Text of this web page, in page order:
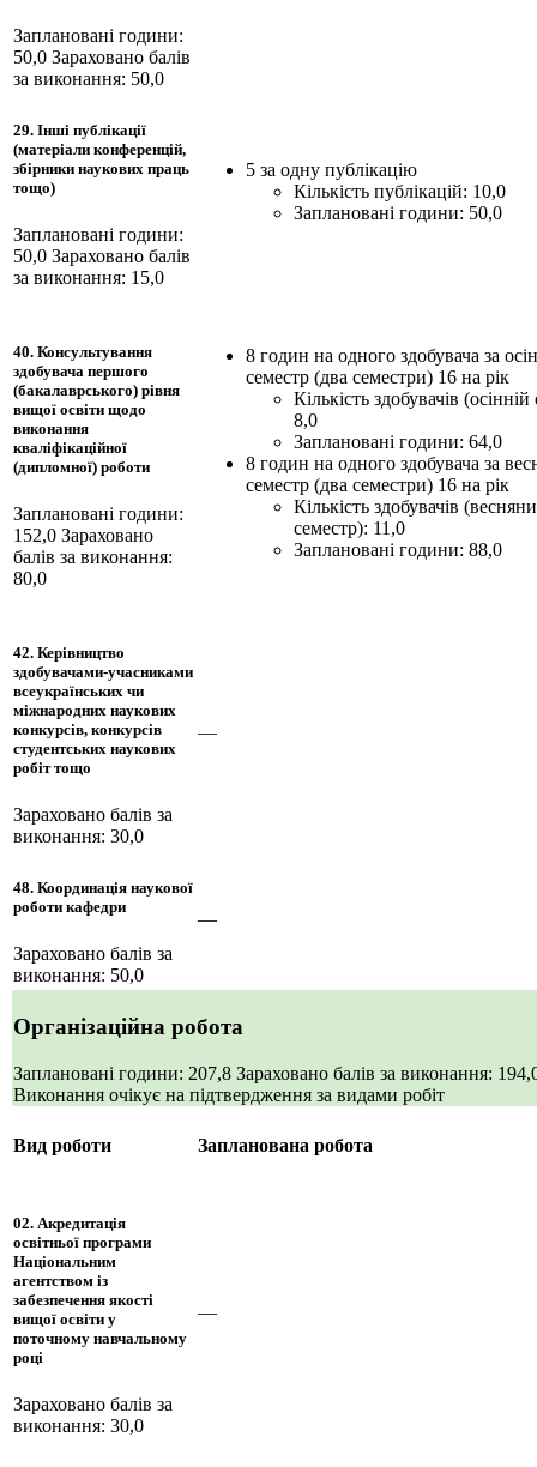
Заплановані години:
50,0 Зараховано балів
за виконання: 50,0
29. Інші публікації
(матеріали конференцій,
збірники наукових праць
тощо)
Заплановані години:
50,0 Зараховано балів
за виконання: 15,0
5 за одну публікацію
Кількість публікацій: 10,0
Заплановані години: 50,0
40. Консультування
здобувача першого
(бакалаврського) рівня
вищої освіти щодо
виконання
кваліфікаційної
(дипломної) роботи
Заплановані години:
152,0 Зараховано
балів за виконання:
80,0
8 годин на одного здобувача за
семестр (два семестри) 16 на рік
Кількість здобувачів
8,0
Заплановані години: 64,0
8 годин на одного здобувача за
семестр (два семестри) 16 на рік
Кількість здобувачів
семестр): 11,0
Заплановані години: 88,0
42. Керівництво
здобувачами-учасниками
всеукраїнських чи
міжнародних наукових
конкурсів, конкурсів
студентських наукових
робіт тощо
Зараховано балів за
виконання: 30,0
—
48. Координація наукової
роботи кафедри
Зараховано балів за
виконання: 50,0
—
Організаційна робота
Заплановані години: 207,8 Зараховано балів за виконання:
Виконання очікує на підтвердження за видами робіт
Вид роботи Запланована робота
02. Акредитація
освітньої програми
Національним
агентством із
забезпечення якості
вищої освіти у
поточному навчальному
році
Зараховано балів за
виконання: 30,0
—